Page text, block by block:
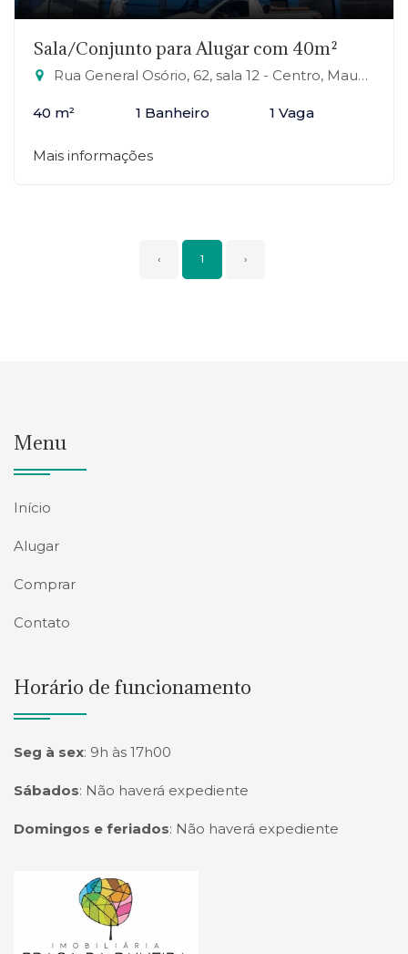
Sala/Conjunto para Alugar com 40m²
Rua General Osório, 62, sala 12 - Centro, Mauá-SP
40 m² 1 Banheiro 1 Vaga
Mais informações
‹ 1 ›
Menu
Início
Alugar
Comprar
Contato
Horário de funcionamento
Seg à sex: 9h às 17h00
Sábados: Não haverá expediente
Domingos e feriados: Não haverá expediente
Página inicial